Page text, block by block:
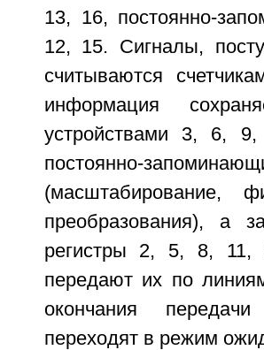
13, 16, постоянно-
12, 15. Сигналы,
считываются
информация
устройствами 3, 6,
постоянно-
(масштабирование,
преобразования), а
регистры 2, 5, 8, 11,
передают их по
окончания
переходят в режим